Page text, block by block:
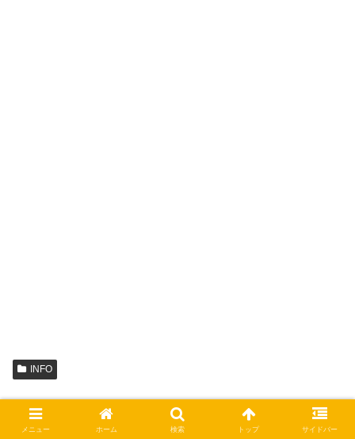
INFO
シェアする
メニュー ホーム 検索 トップ サイドバー